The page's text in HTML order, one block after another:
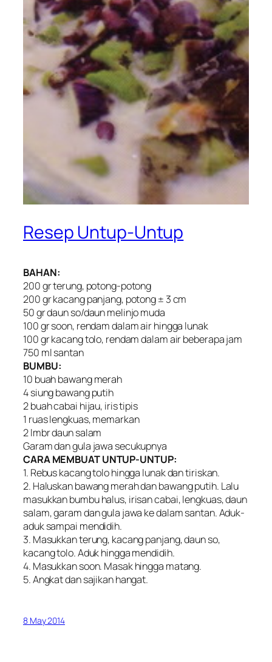
Resep Untup-Untup
BAHAN:
200 gr terung, potong-potong
200 gr kacang panjang, potong ± 3 cm
50 gr daun so/daun melinjo muda
100 gr soon, rendam dalam air hingga lunak
100 gr kacang tolo, rendam dalam air beberapa jam
750 ml santan
BUMBU:
10 buah bawang merah
4 siung bawang putih
2 buah cabai hijau, iris tipis
1 ruas lengkuas, memarkan
2 lmbr daun salam
Garam dan gula jawa secukupnya
CARA MEMBUAT UNTUP-UNTUP:
1. Rebus kacang tolo hingga lunak dan tiriskan.
2. Haluskan bawang merah dan bawang putih. Lalu
masukkan bumbu halus, irisan cabai, lengkuas, daun
salam, garam dan gula jawa ke dalam santan. Aduk-
aduk sampai mendidih.
3. Masukkan terung, kacang panjang, daun so,
kacang tolo. Aduk hingga mendidih.
4. Masukkan soon. Masak hingga matang.
5. Angkat dan sajikan hangat.
8 May 2014